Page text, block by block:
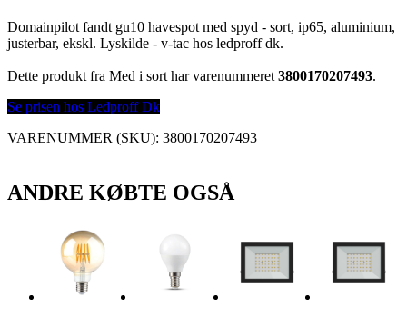
Domainpilot fandt gu10 havespot med spyd - sort, ip65, aluminium,
justerbar, ekskl. Lyskilde - v-tac hos ledproff dk.
Dette produkt fra Med i sort har varenummeret 3800170207493.
Se prisen hos Ledproff Dk
VARENUMMER (SKU): 3800170207493
ANDRE KØBTE OGSÅ